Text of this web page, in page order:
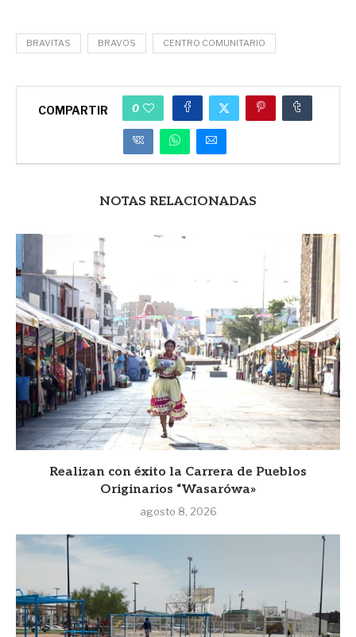
BRAVITAS BRAVOS CENTRO COMUNITARIO
COMPARTIR 0
NOTAS RELACIONADAS
Realizan con éxito la Carrera de Pueblos
Originarios “Wasarówa»
agosto 8, 2026